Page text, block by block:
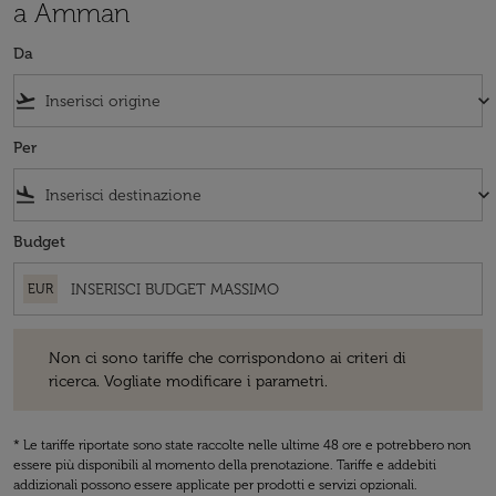
a Amman
Da
flight_takeoff keyboard_arrow_down
Per
flight_land keyboard_arrow_down
Budget
EUR
Non ci sono tariffe che corrispondono ai criteri di
ricerca. Vogliate modificare i parametri.
* Le tariffe riportate sono state raccolte nelle ultime 48 ore e potrebbero non
essere più disponibili al momento della prenotazione. Tariffe e addebiti
addizionali possono essere applicate per prodotti e servizi opzionali.